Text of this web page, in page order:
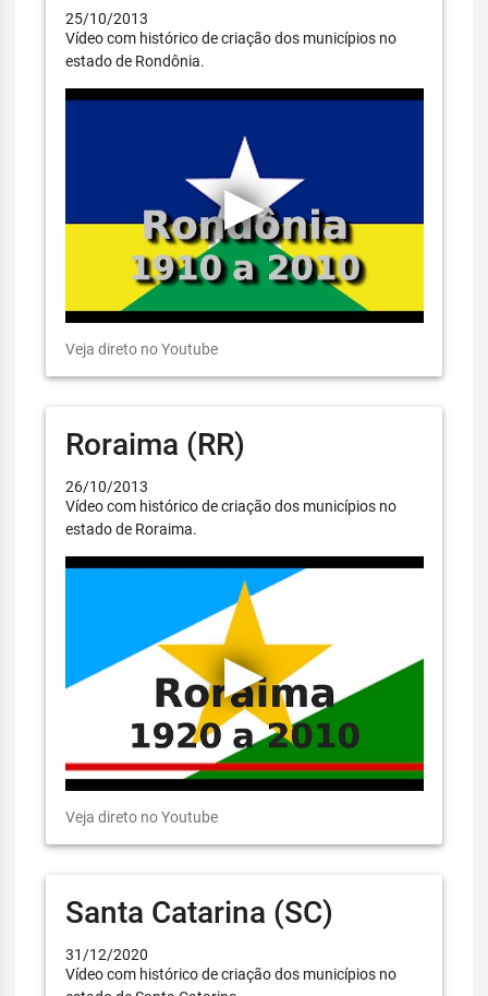
25/10/2013
Vídeo com histórico de criação dos municípios no
estado de Rondônia.
Veja direto no Youtube
Roraima (RR)
26/10/2013
Vídeo com histórico de criação dos municípios no
estado de Roraima.
Veja direto no Youtube
Santa Catarina (SC)
31/12/2020
Vídeo com histórico de criação dos municípios no